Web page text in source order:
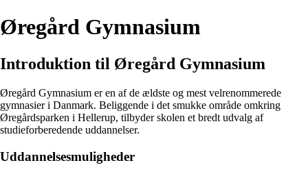
Øregård Gymnasium
Introduktion til Øregård Gymnasium
Øregård Gymnasium er en af de ældste og mest velrenommerede
gymnasier i Danmark. Beliggende i det smukke område omkring
Øregårdsparken i Hellerup, tilbyder skolen et bredt udvalg af
studieforberedende uddannelser.
Uddannelsesmuligheder